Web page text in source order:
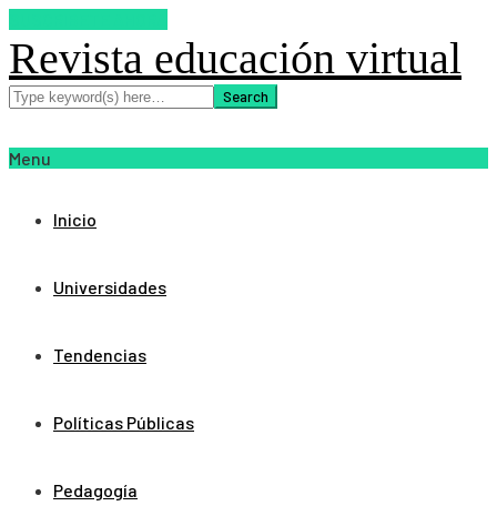
Revista educación virtual
Menu
Inicio
Universidades
Tendencias
Políticas Públicas
Pedagogía